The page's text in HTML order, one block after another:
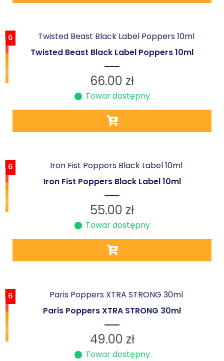
6
Twisted Beast Black Label Poppers 10ml
66.00 zł
Towar dostępny
6
Iron Fist Poppers Black Label 10ml
55.00 zł
Towar dostępny
6
Paris Poppers XTRA STRONG 30ml
49.00 zł
Towar dostępny